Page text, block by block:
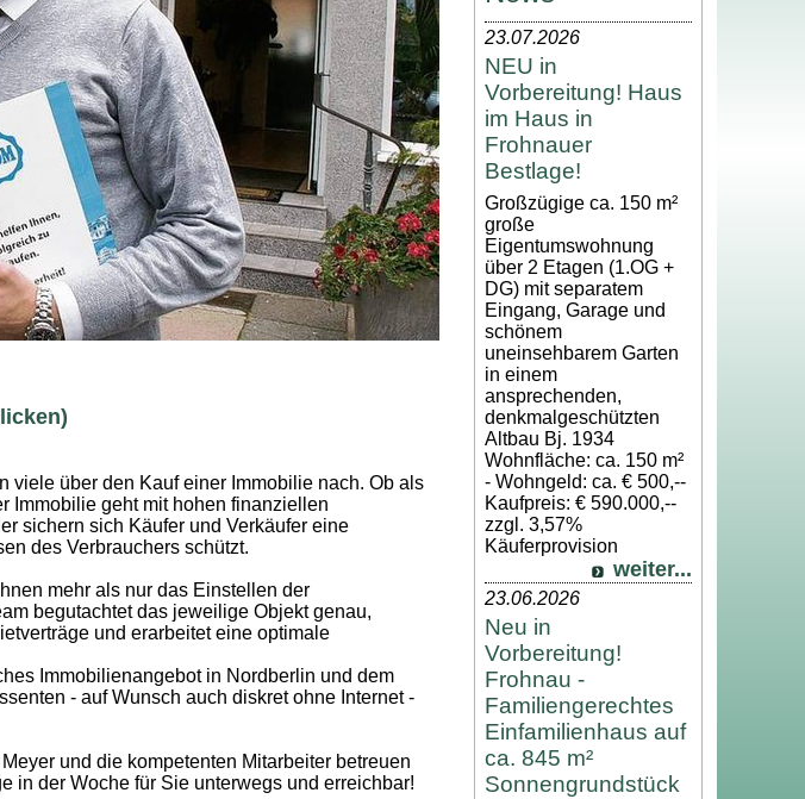
viele über den Kauf einer Immobilie nach. Ob als
Immobilie geht mit hohen finanziellen
sichern sich Käufer und Verkäufer eine
des Verbrauchers schützt.
mehr als nur das Einstellen der
begutachtet das jeweilige Objekt genau,
und erarbeitet eine optimale
Immobilienangebot in Nordberlin und dem
- auf Wunsch auch diskret ohne Internet -
und die kompetenten Mitarbeiter betreuen
in der Woche für Sie unterwegs und erreichbar!
23.07.2026
NEU in
Vorbereitung! Haus
im Haus in
Frohnauer
Bestlage!
Großzügige ca. 150 m²
große
Eigentumswohnung
über 2 Etagen (1.OG +
DG) mit separatem
Eingang, Garage und
schönem
uneinsehbarem Garten
in einem
ansprechenden,
denkmalgeschützten
Altbau Bj. 1934
Wohnfläche: ca. 150 m²
- Wohngeld: ca. € 500,--
Kaufpreis: € 590.000,--
zzgl. 3,57%
Käuferprovision
weiter...
23.06.2026
Neu in
Vorbereitung!
Frohnau -
Familiengerechtes
Einfamilienhaus auf
ca. 845 m²
Sonnengrundstück